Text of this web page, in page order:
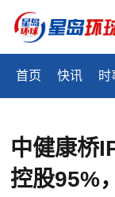
首页 快讯 时
中健康桥
控股95%